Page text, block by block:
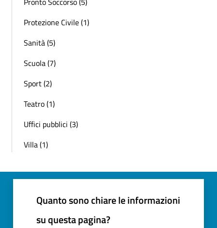
Protezione Civile (1)
Sanità (5)
Scuola (7)
Sport (2)
Teatro (1)
Uffici pubblici (3)
Villa (1)
Quanto sono chiare le informazioni
su questa pagina?